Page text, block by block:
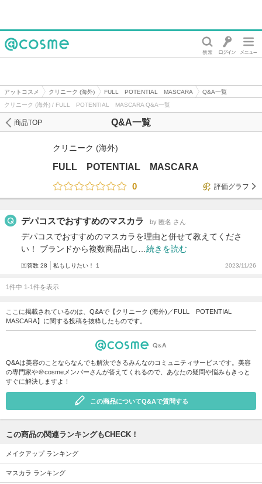
アットコスメ クリニーク (海外) FULL POTENTIAL MASCARA
Q&A一覧
クリニーク (海外) / FULL POTENTIAL MASCARA Q&A一覧
Q&A一覧
商品TOP
クリニーク (海外)
FULL POTENTIAL MASCARA
0
評価グラフ
デパコスでおすすめのマスカラ by 匿名 さん
デパコスでおすすめのマスカラを理由と併せて教えてくださ
い！ ブランドから複数商品出し… 続きを読む
回答数 28 私もしりたい！ 1 2023/11/26
1件中 1-1件を表示
ここに掲載されているのは、Q&Aで【クリニーク (海外)／FULL POTENTIAL
MASCARA】に関する投稿を抜粋したものです。
Q&Aは美容のことならなんでも解決できるみんなのコミュニティサービスです。美容
の専門家や＠cosmeメンバーさんが答えてくれるので、あなたの疑問や悩みもきっと
すぐに解決しますよ！
この商品についてQ&Aで質問する
この商品の関連ランキングもCHECK！
メイクアップ ランキング
マスカラ ランキング